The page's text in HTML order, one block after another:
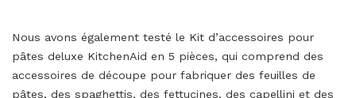
Nous avons également testé le Kit d’accessoires pour
pâtes deluxe KitchenAid en 5 pièces, qui comprend des
accessoires de découpe pour fabriquer des feuilles de
pâtes, des spaghettis, des fettucines, des capellini et des